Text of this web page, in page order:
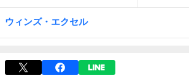
ウィンズ・エクセル